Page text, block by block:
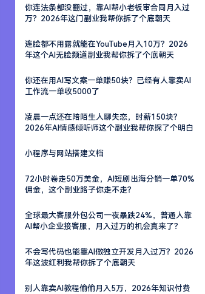
你连法条都没翻过，靠AI帮小老板审合同月入过
万？2026年这门副业我帮你拆了个底朝天
连脸都不用露就能在YouTube月入10万？2026
年这个AI无脸频道副业我帮你拆了个底朝天
你还在用AI写文案一单赚50块？已经有人靠卖AI
工作流一单收5000了
凌晨一点还在陪陌生人聊失恋，时薪150块？
2026年AI情感倾听师这个副业我帮你探了个明白
小程序与网站搭建文档
72小时卷走50万美金，AI短剧出海分销一单70%
佣金，这个副业路子你走不走？
全球最大客服外包公司一夜暴跌24%，普通人靠
AI帮小企业接客服，月入过万的机会真来了？
不会写代码也能靠AI做独立开发月入过万？2026
年这波红利我帮你拆了个底朝天
别人靠卖AI教程偷偷月入5万，2026年知识付费